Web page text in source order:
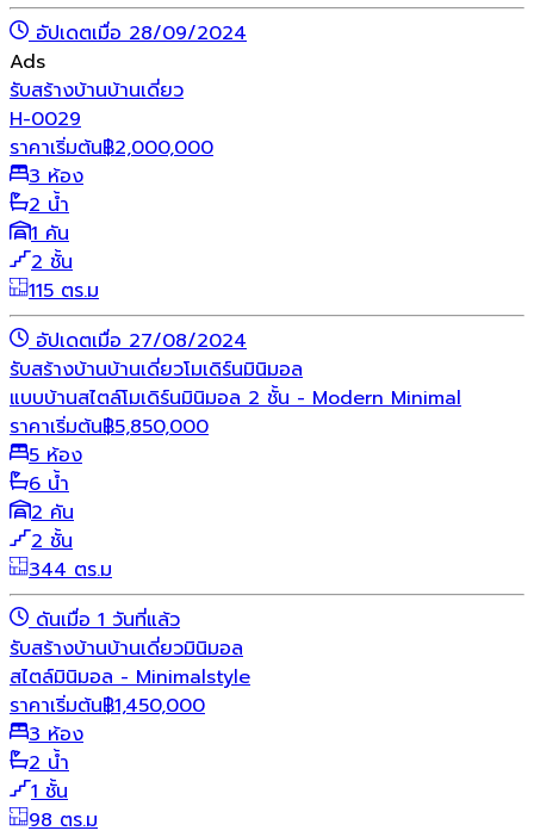
อัปเดตเมื่อ 28/09/2024
Ads
รับสร้างบ้านบ้านเดี่ยว
H-0029
ราคาเริ่มต้น฿2,000,000
3 ห้อง
2 น้ำ
1 คัน
2 ชั้น
115 ตร.ม
อัปเดตเมื่อ 27/08/2024
รับสร้างบ้านบ้านเดี่ยวโมเดิร์นมินิมอล
แบบบ้านสไตล์โมเดิร์นมินิมอล 2 ชั้น - Modern Minimal
ราคาเริ่มต้น฿5,850,000
5 ห้อง
6 น้ำ
2 คัน
2 ชั้น
344 ตร.ม
ดันเมื่อ 1 วันที่แล้ว
รับสร้างบ้านบ้านเดี่ยวมินิมอล
สไตล์มินิมอล - Minimalstyle
ราคาเริ่มต้น฿1,450,000
3 ห้อง
2 น้ำ
1 ชั้น
98 ตร.ม